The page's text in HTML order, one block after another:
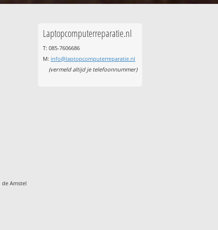
Amstel
Laptopcomputerreparatie.nl
T: 085-7606686
M: info@laptopcomputerreparatie.nl
(vermeld altijd je telefoonnummer)